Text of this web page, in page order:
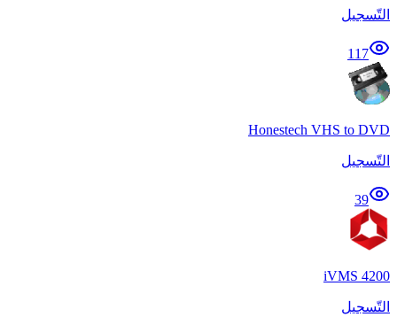
التّسجيل
117
Honestech VHS to DVD
التّسجيل
39
iVMS 4200
التّسجيل